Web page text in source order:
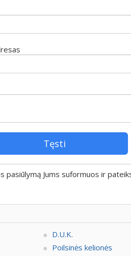
pasiūlymą Jums suformuos ir
D.U.K.
Poilsinės kelionės